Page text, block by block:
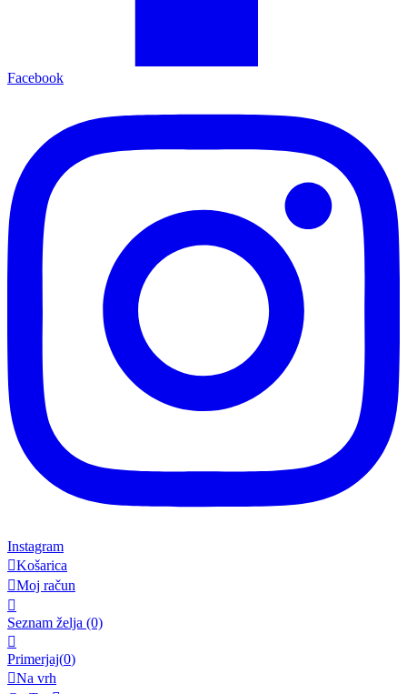
Facebook
Instagram
Košarica
Moj račun

Seznam želja (0)

Primerjaj(0)
Na vrh